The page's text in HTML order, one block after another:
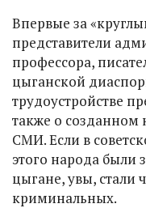
Впервые за
представители
профессора,
цыганской
трудоустройстве
также о созданном
СМИ. Если в
этого народа были
цыгане, увы, стали
криминальных.